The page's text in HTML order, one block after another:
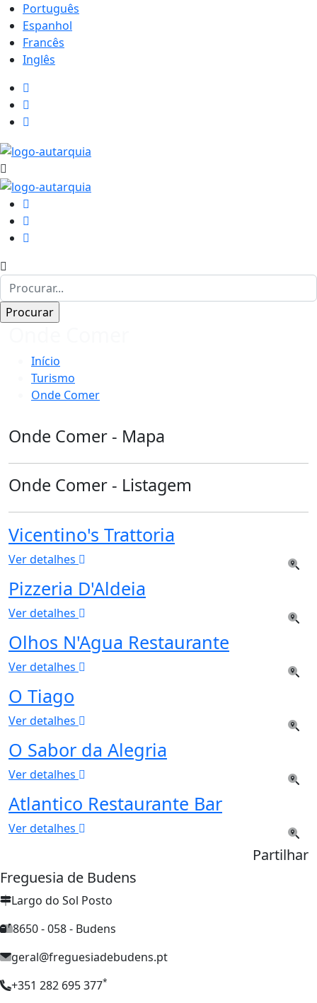
Português
Espanhol
Francês
Inglês
Início
Turismo
Onde Comer
Onde Comer - Mapa
Onde Comer - Listagem
Vicentino's Trattoria
Ver detalhes
Pizzeria D'Aldeia
Ver detalhes
Olhos N'Agua Restaurante
Ver detalhes
O Tiago
Ver detalhes
O Sabor da Alegria
Ver detalhes
Atlantico Restaurante Bar
Ver detalhes
Partilhar
Freguesia de Budens
Largo do Sol Posto
8650 - 058 - Budens
geral@freguesiadebudens.pt
+351 282 695 377*